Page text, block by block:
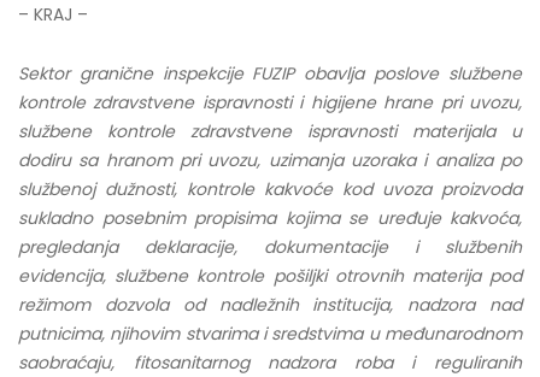
– KRAJ –
Sektor granične inspekcije FUZIP obavlja poslove službene
kontrole zdravstvene ispravnosti i higijene hrane pri uvozu,
službene kontrole zdravstvene ispravnosti materijala u
dodiru sa hranom pri uvozu, uzimanja uzoraka i analiza po
službenoj dužnosti, kontrole kakvoće kod uvoza proizvoda
sukladno posebnim propisima kojima se uređuje kakvoća,
pregledanja deklaracije, dokumentacije i službenih
evidencija, službene kontrole pošiljki otrovnih materija pod
režimom dozvola od nadležnih institucija, nadzora nad
putnicima, njihovim stvarima i sredstvima u međunarodnom
saobraćaju, fitosanitarnog nadzora roba i reguliranih